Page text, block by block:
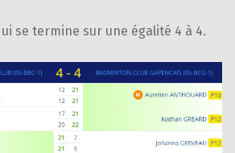
se termine sur une égalité 4 à 4.